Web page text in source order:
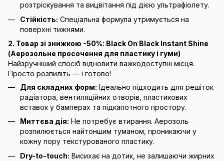
розтріскування та вицвітання під дією ультрафіолету.
Стійкість: Спеціальна формула утримується на
поверхні тижнями.
2. Товар зі знижкою -50%: Black On Black Instant Shine
(Аерозольне просочення для пластику і гуми)
Найзручніший спосіб відновити важкодоступні місця.
Просто розпиліть — і готово!
Для складних форм: Ідеально підходить для решіток
радіатора, вентиляційних отворів, пластикових
вставок у бамперах та підкапотного простору.
Миттєва дія: Не потребує втирання. Аерозоль
розпилюється найтоншим туманом, проникаючи у
кожну пору текстурованого пластику.
Dry-to-touch: Висихає на дотик, не залишаючи жирних